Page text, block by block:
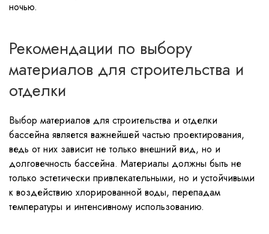
ночью.
Рекомендации по выбору
материалов для строительства и
отделки
Выбор материалов для строительства и отделки
бассейна является важнейшей частью проектирования,
ведь от них зависит не только внешний вид, но и
долговечность бассейна. Материалы должны быть не
только эстетически привлекательными, но и устойчивыми
к воздействию хлорированной воды, перепадам
температуры и интенсивному использованию.